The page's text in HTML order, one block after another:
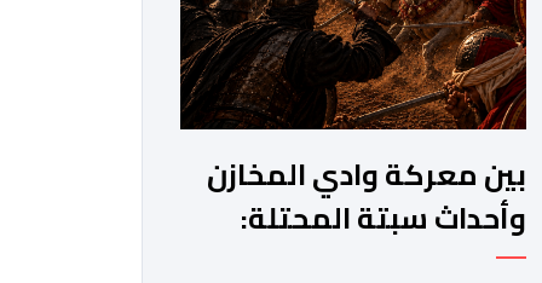
بين معركة وادي المخازن
وأحداث سبتة المحتلة:
المتغير طبيعة الحرب